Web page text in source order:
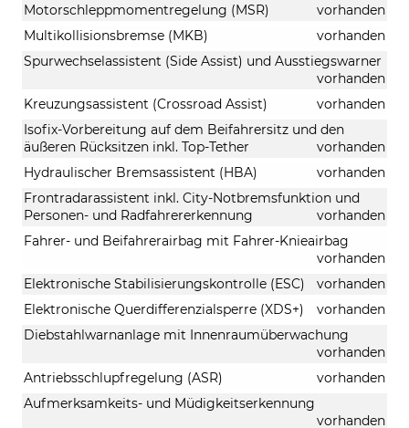
Motorschleppmomentregelung (MSR)
vorhanden
Multikollisionsbremse (MKB)
vorhanden
Spurwechselassistent (Side Assist) und Ausstiegswarner
vorhanden
Kreuzungsassistent (Crossroad Assist)
vorhanden
Isofix-Vorbereitung auf dem Beifahrersitz und den
äußeren Rücksitzen inkl. Top-Tether
vorhanden
Hydraulischer Bremsassistent (HBA)
vorhanden
Frontradarassistent inkl. City-Notbremsfunktion und
Personen- und Radfahrererkennung
vorhanden
Fahrer- und Beifahrerairbag mit Fahrer-Knieairbag
vorhanden
Elektronische Stabilisierungskontrolle (ESC)
vorhanden
Elektronische Querdifferenzialsperre (XDS+)
vorhanden
Diebstahlwarnanlage mit Innenraumüberwachung
vorhanden
Antriebsschlupfregelung (ASR)
vorhanden
Aufmerksamkeits- und Müdigkeitserkennung
vorhanden